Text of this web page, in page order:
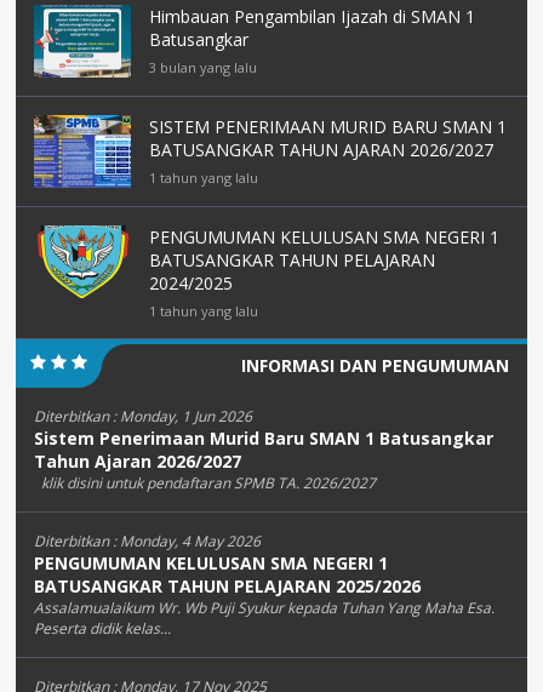
Himbauan Pengambilan Ijazah di SMAN 1
Batusangkar
3 bulan yang lalu
SISTEM PENERIMAAN MURID BARU SMAN 1
BATUSANGKAR TAHUN AJARAN 2026/2027
1 tahun yang lalu
PENGUMUMAN KELULUSAN SMA NEGERI 1
BATUSANGKAR TAHUN PELAJARAN
2024/2025
1 tahun yang lalu
INFORMASI DAN PENGUMUMAN
Diterbitkan :Monday, 1 Jun 2026
Sistem Penerimaan Murid Baru SMAN 1 Batusangkar
Tahun Ajaran 2026/2027
klik disini untuk pendaftaran SPMB TA. 2026/2027
Diterbitkan :Monday, 4 May 2026
PENGUMUMAN KELULUSAN SMA NEGERI 1
BATUSANGKAR TAHUN PELAJARAN 2025/2026
Assalamualaikum Wr. Wb Puji Syukur kepada Tuhan Yang Maha Esa.
Peserta didik kelas...
Diterbitkan :Monday, 17 Nov 2025